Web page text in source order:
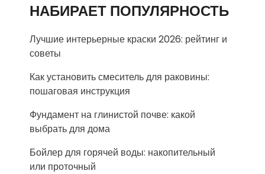
НАБИРАЕТ ПОПУЛЯРНОСТЬ
Лучшие интерьерные краски 2026: рейтинг и
советы
Как установить смеситель для раковины:
пошаговая инструкция
Фундамент на глинистой почве: какой
выбрать для дома
Бойлер для горячей воды: накопительный
или проточный